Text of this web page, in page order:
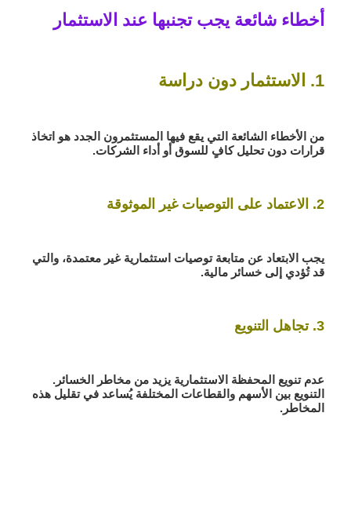
أخطاء شائعة يجب تجنبها عند الاستثمار
1. الاستثمار دون دراسة
من الأخطاء الشائعة التي يقع فيها المستثمرون الجدد هو اتخاذ
قرارات دون تحليل كافٍ للسوق أو أداء الشركات.
2. الاعتماد على التوصيات غير الموثوقة
يجب الابتعاد عن متابعة توصيات استثمارية غير معتمدة، والتي
قد تُؤدي إلى خسائر مالية.
3. تجاهل التنويع
عدم تنويع المحفظة الاستثمارية يزيد من مخاطر الخسائر.
التنويع بين الأسهم والقطاعات المختلفة يُساعد في تقليل هذه
المخاطر.